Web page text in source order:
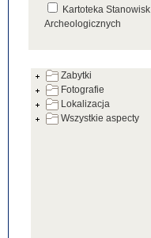
Kartoteka Stanowisk
Archeologicznych
Zabytki
Fotografie
Lokalizacja
Wszystkie aspecty